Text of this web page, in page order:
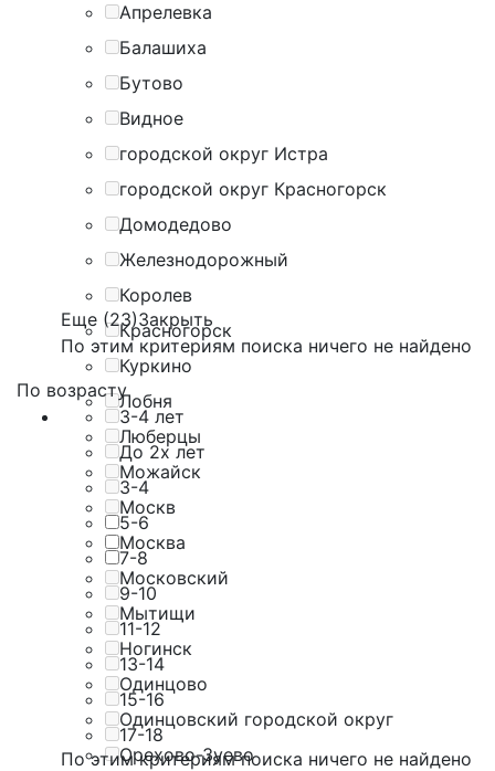
Апрелевка
Балашиха
Бутово
Видное
городской округ Истра
городской округ Красногорск
Домодедово
Железнодорожный
Королев
Красногорск
Куркино
Лобня
Люберцы
Можайск
Москв
Москва
Московский
Мытищи
Ногинск
Одинцово
Одинцовский городской округ
Орехово-Зуево
Еще (23)Закрыть
По этим критериям поиска ничего не найдено
По возрасту
3-4 лет
До 2х лет
3-4
5-6
7-8
9-10
11-12
13-14
15-16
17-18
По этим критериям поиска ничего не найдено